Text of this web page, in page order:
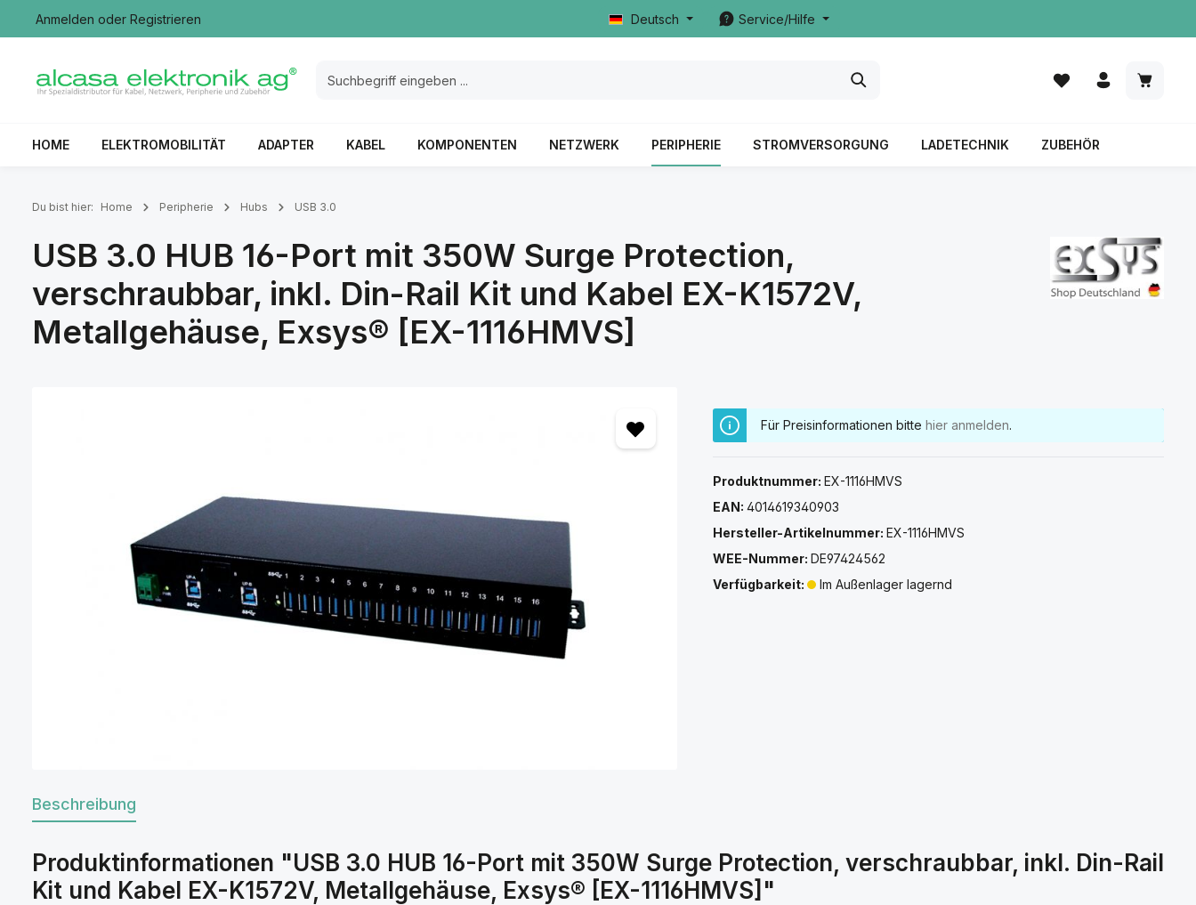
Zur Hauptnavigation springen
Anmelden oder Registrieren Deutsch Service/Hilfe
HOME ELEKTROMOBILITÄT ADAPTER KABEL KOMPONENTEN NETZWERK PERIPHERIE STROMVERSORGUNG LADETECHNIK ZUBEHÖR
Du bist hier: Home Peripherie Hubs USB 3.0
USB 3.0 HUB 16-Port mit 350W Surge Protection,
verschraubbar, inkl. Din-Rail Kit und Kabel EX-K1572V,
Metallgehäuse, Exsys® [EX-1116HMVS]
Für Preisinformationen bittehier anmelden.
Produktnummer:EX-1116HMVS
EAN:4014619340903
Hersteller-Artikelnummer:EX-1116HMVS
WEE-Nummer:DE97424562
Verfügbarkeit:
Im Außenlager lagernd
Beschreibung
Produktinformationen "USB 3.0 HUB 16-Port mit 350W Surge Protection, verschraubbar, inkl. Din-Rail
Kit und Kabel EX-K1572V, Metallgehäuse, Exsys® [EX-1116HMVS]"